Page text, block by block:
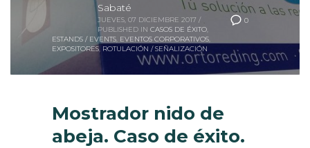
0
Sabaté
JUEVES, 07 DICIEMBRE 2017 /
PUBLISHED IN CASOS DE ÉXITO,
ESTANDS / EVENTS, EVENTOS CORPORATIVOS,
EXPOSITORES, ROTULACIÓN / SEÑALIZACIÓN
Mostrador nido de
abeja. Caso de éxito.